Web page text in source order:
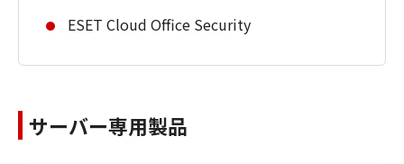
ESET Cloud Office Security
サーバー専用製品